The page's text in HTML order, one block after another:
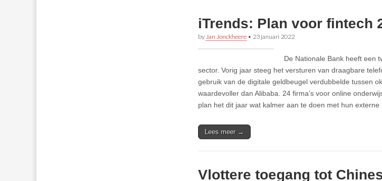
iTrends: Plan voor fintech
by Jan Jonckheere • 23 januari 2022
De Nationale Bank heeft een
sector. Vorig jaar steeg het versturen van draagbare
gebruik van de digitale geldbeugel verdubbelde tussen
waardevoller dan Alibaba. 24 firma’s voor online
plan het dit jaar wat kalmer aan te doen met hun externe
Lees meer →
Vlottere toegang tot